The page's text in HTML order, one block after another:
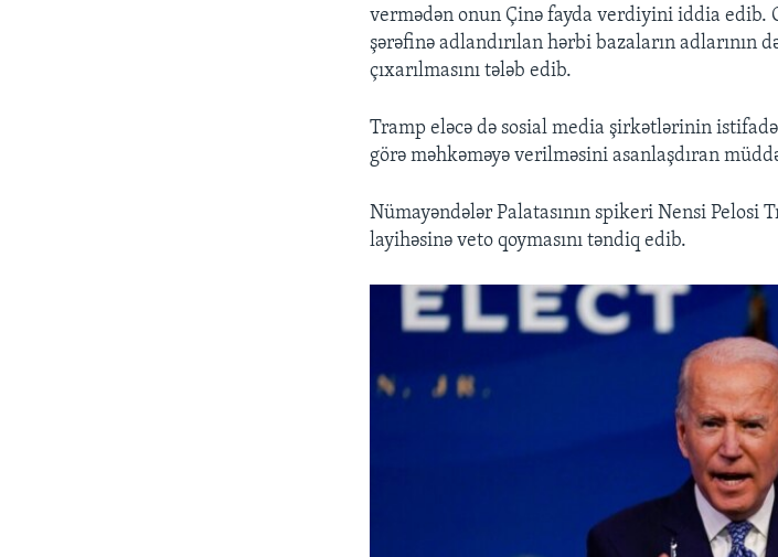
vermədən onun Çinə fayda verdiyini iddia
şərəfinə adlandırılan hərbi bazaların adlarının
çıxarılmasını tələb edib.
Tramp eləcə də sosial media şirkətlərinin
görə məhkəməyə verilməsini asanlaşdıran
Nümayəndələr Palatasının spikeri Nensi Pelosi
layihəsinə veto qoymasını təndiq edib.